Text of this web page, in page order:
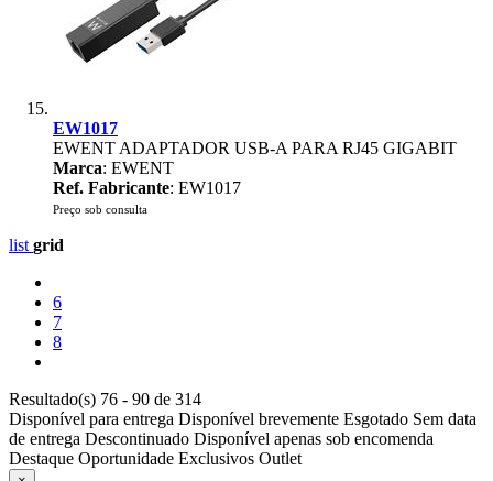
EW1017
EWENT ADAPTADOR USB-A PARA RJ45 GIGABIT
Marca: EWENT
Ref. Fabricante: EW1017
Preço sob consulta
list grid
6
7
8
Resultado(s) 76 - 90 de 314
Disponível para entrega Disponível brevemente Esgotado Sem data
de entrega Descontinuado Disponível apenas sob encomenda
Destaque Oportunidade Exclusivos Outlet